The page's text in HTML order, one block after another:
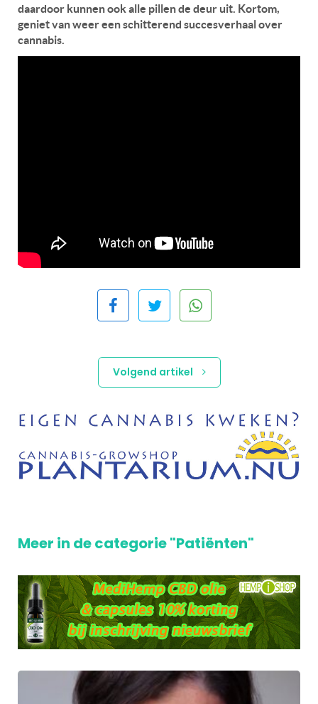
daardoor kunnen ook alle pillen de deur uit. Kortom,
geniet van weer een schitterend succesverhaal over
cannabis.
Volgend artikel
Meer in de categorie "Patiënten"